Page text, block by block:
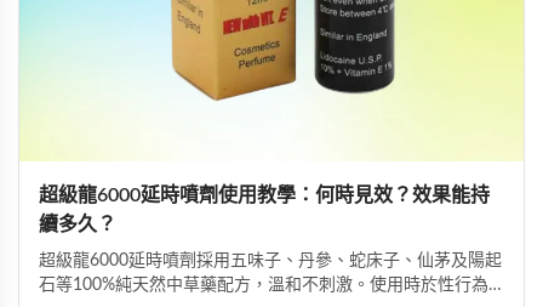
超級龍6000延時噴劑使用教學：何時見效？效果能持
續多久？
超級龍6000延時噴劑採用五味子、丹參、蛇床子、仙茅及陽起
石等100%純天然中草藥配方，溫和不刺激。使用時於性行為